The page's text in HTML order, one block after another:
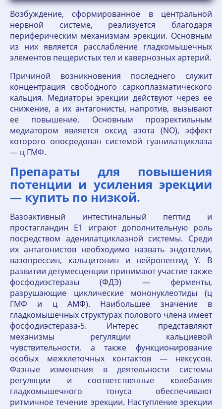
Возбуждение, сформированное в центральной
нервной системе, реализуется благодаря
периферическим механизмам эрекции. Основным
из них является расслабление гладкомышечных
элементов пещеристых тел и кавернозных артерий.
Причиной возникновения последнего служит
концентрация свободного саркоплазматического
кальция. Медиаторы эрекции действуют через ее
снижение, а их антагонисты, напротив, вызывают
ее повышение. Основным проэректильным
медиатором является оксид азота (NO), эффект
которого опосредован системой гуанилатциклаза
— ц ГМФ.
Препараты для повышения
потенции и усиления эрекции
— купить по низкой.
Вазоактивный интестинальный пептид и
простагландин Е1 играют дополнительную роль
посредством аденилатциклазной системы. Среди
их антагонистов необходимо назвать эндотелии,
вазопрессин, кальцитонин и нейропептид Y. В
развитии детумесценции принимают участие также
фосфодиэстеразы (ФДЭ) — ферменты,
разрушающие циклические мононуклеотиды (ц
ГМФ и ц АМФ). Наибольшее значение в
гладкомышечных структурах полового члена имеет
фосфодиэстераза-5. Интерес представляют
механизмы регуляции кальциевой
чувствительности, а также функционирование
особых межклеточных контактов — нексусов.
Фазные изменения в деятельности системы
регуляции и соответственные колебания
гладкомышечного тонуса обеспечивают
ритмичное течение эрекции. Наступление эрекции